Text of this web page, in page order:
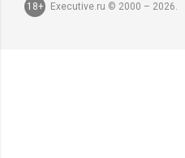
18+
Executive.ru © 2000 – 2026.